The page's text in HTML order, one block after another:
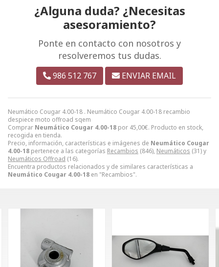
Neumático Cougar 4.00-18 . Neumático Cougar 4.00-18 recambio
despiece moto offroad sqem
Comprar Neumático Cougar 4.00-18 por 45,00€. Producto en stock,
recogida en tienda.
Precio, información, características e imágenes de Neumático Cougar
4.00-18 pertenece a las categorías Recambios (846), Neumáticos (31) y
Neumáticos Offroad (16).
Encuentra productos relacionados y de similares características a
Neumático Cougar 4.00-18 en "Recambios".
¿Alguna duda? ¿Necesitas
asesoramiento?
Ponte en contacto con nosotros y
resolveremos tus dudas.
986 512 767 ENVIAR EMAIL